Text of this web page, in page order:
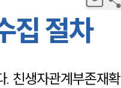
집 절차
. 친생자관계부존재확